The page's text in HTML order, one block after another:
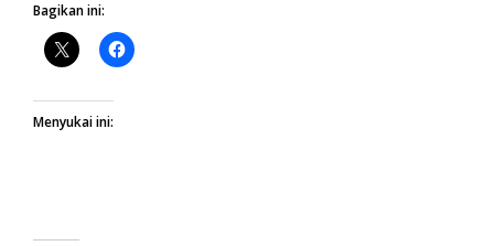
Bagikan ini:
Menyukai ini: